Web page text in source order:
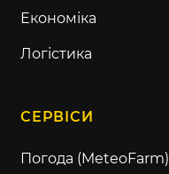
Економіка
Логістика
СЕРВІСИ
Погода (MeteoFarm)